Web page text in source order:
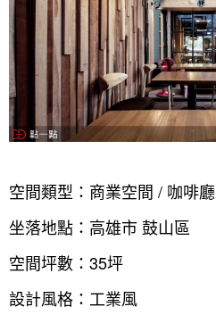
空間類型：商業空間 / 咖啡廳
坐落地點：高雄市 鼓山區
空間坪數：35坪
設計風格：工業風